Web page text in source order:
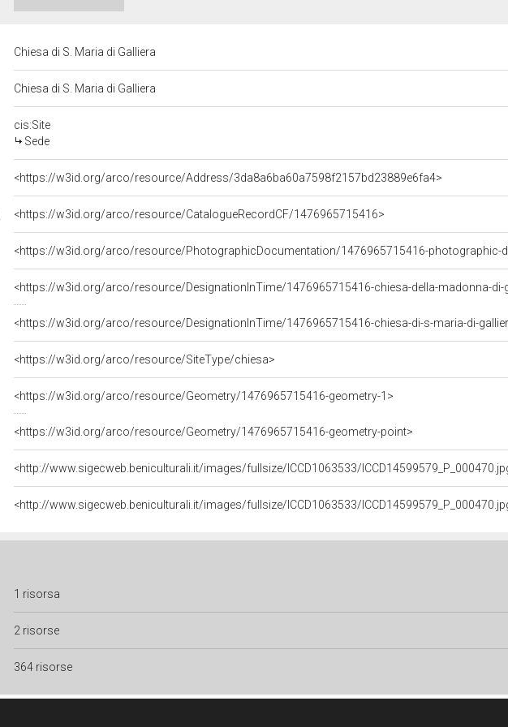
Chiesa di S. Maria di Galliera
Chiesa di S. Maria di Galliera
cis:Site
Sede
<https://w3id.org/arco/resource/Address/3da8a6ba60a7598f2157bd23889e6fa4>
<https://w3id.org/arco/resource/CatalogueRecordCF/1476965715416>
<https://w3id.org/arco/resource/PhotographicDocumentation/1476965715416-photographic-
<https://w3id.org/arco/resource/DesignationInTime/1476965715416-chiesa-della-madonna-di-
<https://w3id.org/arco/resource/DesignationInTime/1476965715416-chiesa-di-s-maria-di-
<https://w3id.org/arco/resource/SiteType/chiesa>
<https://w3id.org/arco/resource/Geometry/1476965715416-geometry-1>
<https://w3id.org/arco/resource/Geometry/1476965715416-geometry-point>
<http://www.sigecweb.beniculturali.it/images/fullsize/ICCD1063533/
<http://www.sigecweb.beniculturali.it/images/fullsize/ICCD1063533/
1 risorsa
2 risorse
364 risorse